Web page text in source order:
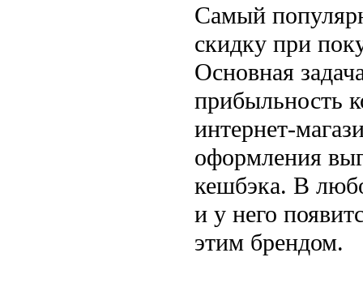
Самый
скидку при
Основная
прибыльность
интернет-
оформления
кешбэка. В
и у него
этим брендом.